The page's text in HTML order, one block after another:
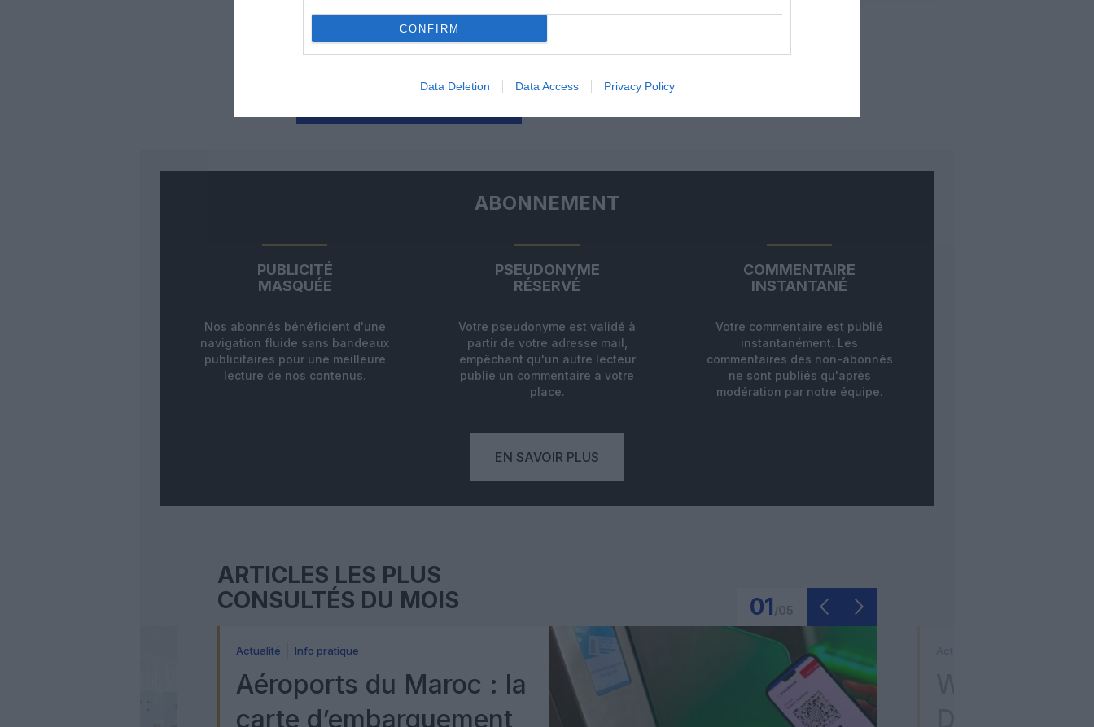
CONFIRM
Data Deletion Data Access Privacy Policy
Aucun commentaire !
ABONNEMENT
PUBLICITÉ
MASQUÉE
Nos abonnés bénéficient d'une
navigation fluide sans bandeaux
publicitaires pour une meilleure
lecture de nos contenus.
PSEUDONYME
RÉSERVÉ
Votre pseudonyme est validé à
partir de votre adresse mail,
empêchant qu'un autre lecteur
publie un commentaire à votre
place.
COMMENTAIRE
INSTANTANÉ
Votre commentaire est publié
instantanément. Les
commentaires des non-abonnés
ne sont publiés qu'après
modération par notre équipe.
EN SAVOIR PLUS
ARTICLES LES PLUS
CONSULTÉS DU MOIS
01
Actualité Info pratique
Aéroports du Maroc : la
carte d’embarquement